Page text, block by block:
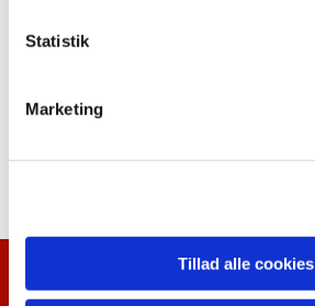
Statistik
Marketing
Tillad alle cookies
Kalenderoversigt